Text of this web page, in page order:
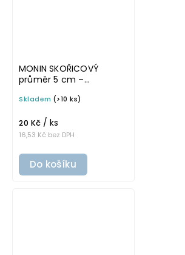
MONIN SKOŘICOVÝ
průměr 5 cm –
písmu, omyvatelná
potravinové láhve
Skladem (>10 ks)
16,53 Kč bez DPH
20 Kč / ks
Do košíku